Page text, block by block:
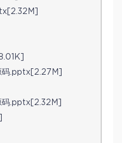
码.pptx[2.27M]
码.pptx[2.32M]